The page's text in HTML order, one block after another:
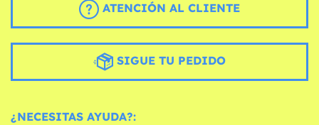
ATENCIÓN AL CLIENTE
SIGUE TU PEDIDO
¿NECESITAS AYUDA?: